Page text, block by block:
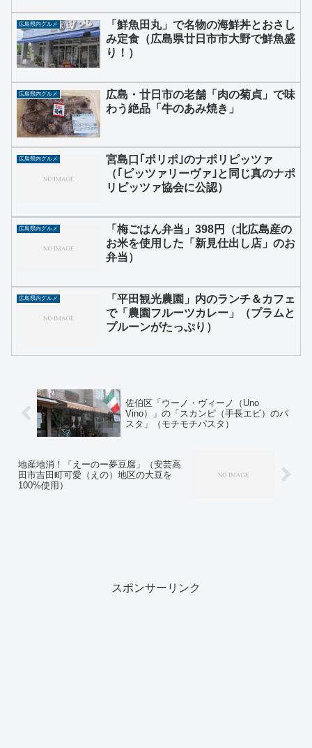
広島県内グルメ
「鮮魚田丸」で名物の海鮮丼とおさし
み定食（広島県廿日市市大野で鮮魚盛
り！）
広島県内グルメ
広島・廿日市の老舗「肉の菊貞」で味
わう絶品「牛のあみ焼き」
広島県内グルメ
宮島口｢ポリポ｣のナポリピッツァ
（｢ピッツァリーヴァ｣と同じ真のナポ
リピッツァ協会に公認）
広島県内グルメ
「梅ごはん弁当」398円（北広島産の
お米を使用した「新見仕出し店」のお
弁当）
広島県内グルメ
「平田観光農園」内のランチ＆カフェ
で「農園フルーツカレー」（プラムと
プルーンがたっぷり）
佐伯区「ウーノ・ヴィーノ（Uno
Vino）」の「スカンピ（手長エビ）のパ
スタ」（モチモチパスタ）
地産地消！「えーのー夢豆腐」（安芸高
田市吉田町可愛（えの）地区の大豆を
100%使用）
スポンサーリンク